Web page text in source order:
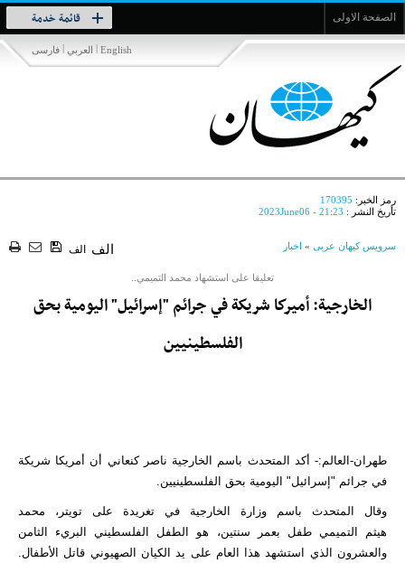
الصفحة الاولى قائمة خدمة
Toggle
navigation
فارسی | العربي | English
رمز الخبر: 170395
تأريخ النشر : 2023June06 - 21:23
سرویس کیهان عربی » اخبار الف الف
تعليقا على استشهاد محمد التميمي..
الخارجية: أميركا شريكة في جرائم "إسرائيل" اليومية بحق
الفلسطينيين
طهران-العالم:- أكد المتحدث باسم الخارجية ناصر كنعاني أن أمريكا شريكة
في جرائم "إسرائيل" اليومية بحق الفلسطينيين.
وقال المتحدث باسم وزارة الخارجية في تغريدة على تويتر، محمد
هيثم
التميمي طفل بعمر سنتين، هو الطفل الفلسطيني البريء الثامن
والعشرون الذي استشهد هذا العام على يد الكيان الصهيوني قاتل الأطفال.